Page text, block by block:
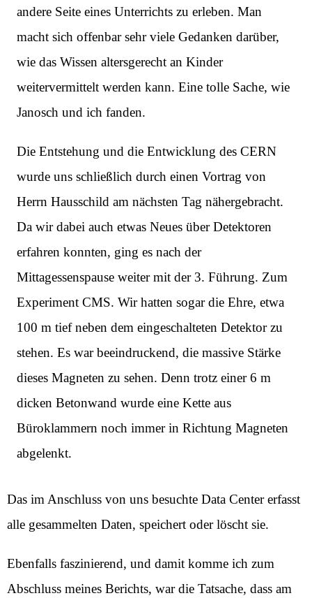
andere Seite eines Unterrichts zu erleben. Man
macht sich offenbar sehr viele Gedanken darüber,
wie das Wissen altersgerecht an Kinder
weitervermittelt werden kann. Eine tolle Sache, wie
Janosch und ich fanden.
Die Entstehung und die Entwicklung des CERN
wurde uns schließlich durch einen Vortrag von
Herrn Hausschild am nächsten Tag nähergebracht.
Da wir dabei auch etwas Neues über Detektoren
erfahren konnten, ging es nach der
Mittagessenspause weiter mit der 3. Führung. Zum
Experiment CMS. Wir hatten sogar die Ehre, etwa
100 m tief neben dem eingeschalteten Detektor zu
stehen. Es war beeindruckend, die massive Stärke
dieses Magneten zu sehen. Denn trotz einer 6 m
dicken Betonwand wurde eine Kette aus
Büroklammern noch immer in Richtung Magneten
abgelenkt.
Das im Anschluss von uns besuchte Data Center erfasst
alle gesammelten Daten, speichert oder löscht sie.
Ebenfalls faszinierend, und damit komme ich zum
Abschluss meines Berichts, war die Tatsache, dass am